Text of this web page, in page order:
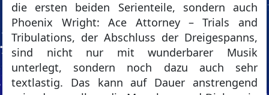
die ersten beiden Serienteile, sondern auch
Phoenix Wright: Ace Attorney – Trials and
Tribulations, der Abschluss der Dreigespanns,
sind nicht nur mit wunderbarer Musik
unterlegt, sondern noch dazu auch sehr
textlastig. Das kann auf Dauer anstrengend